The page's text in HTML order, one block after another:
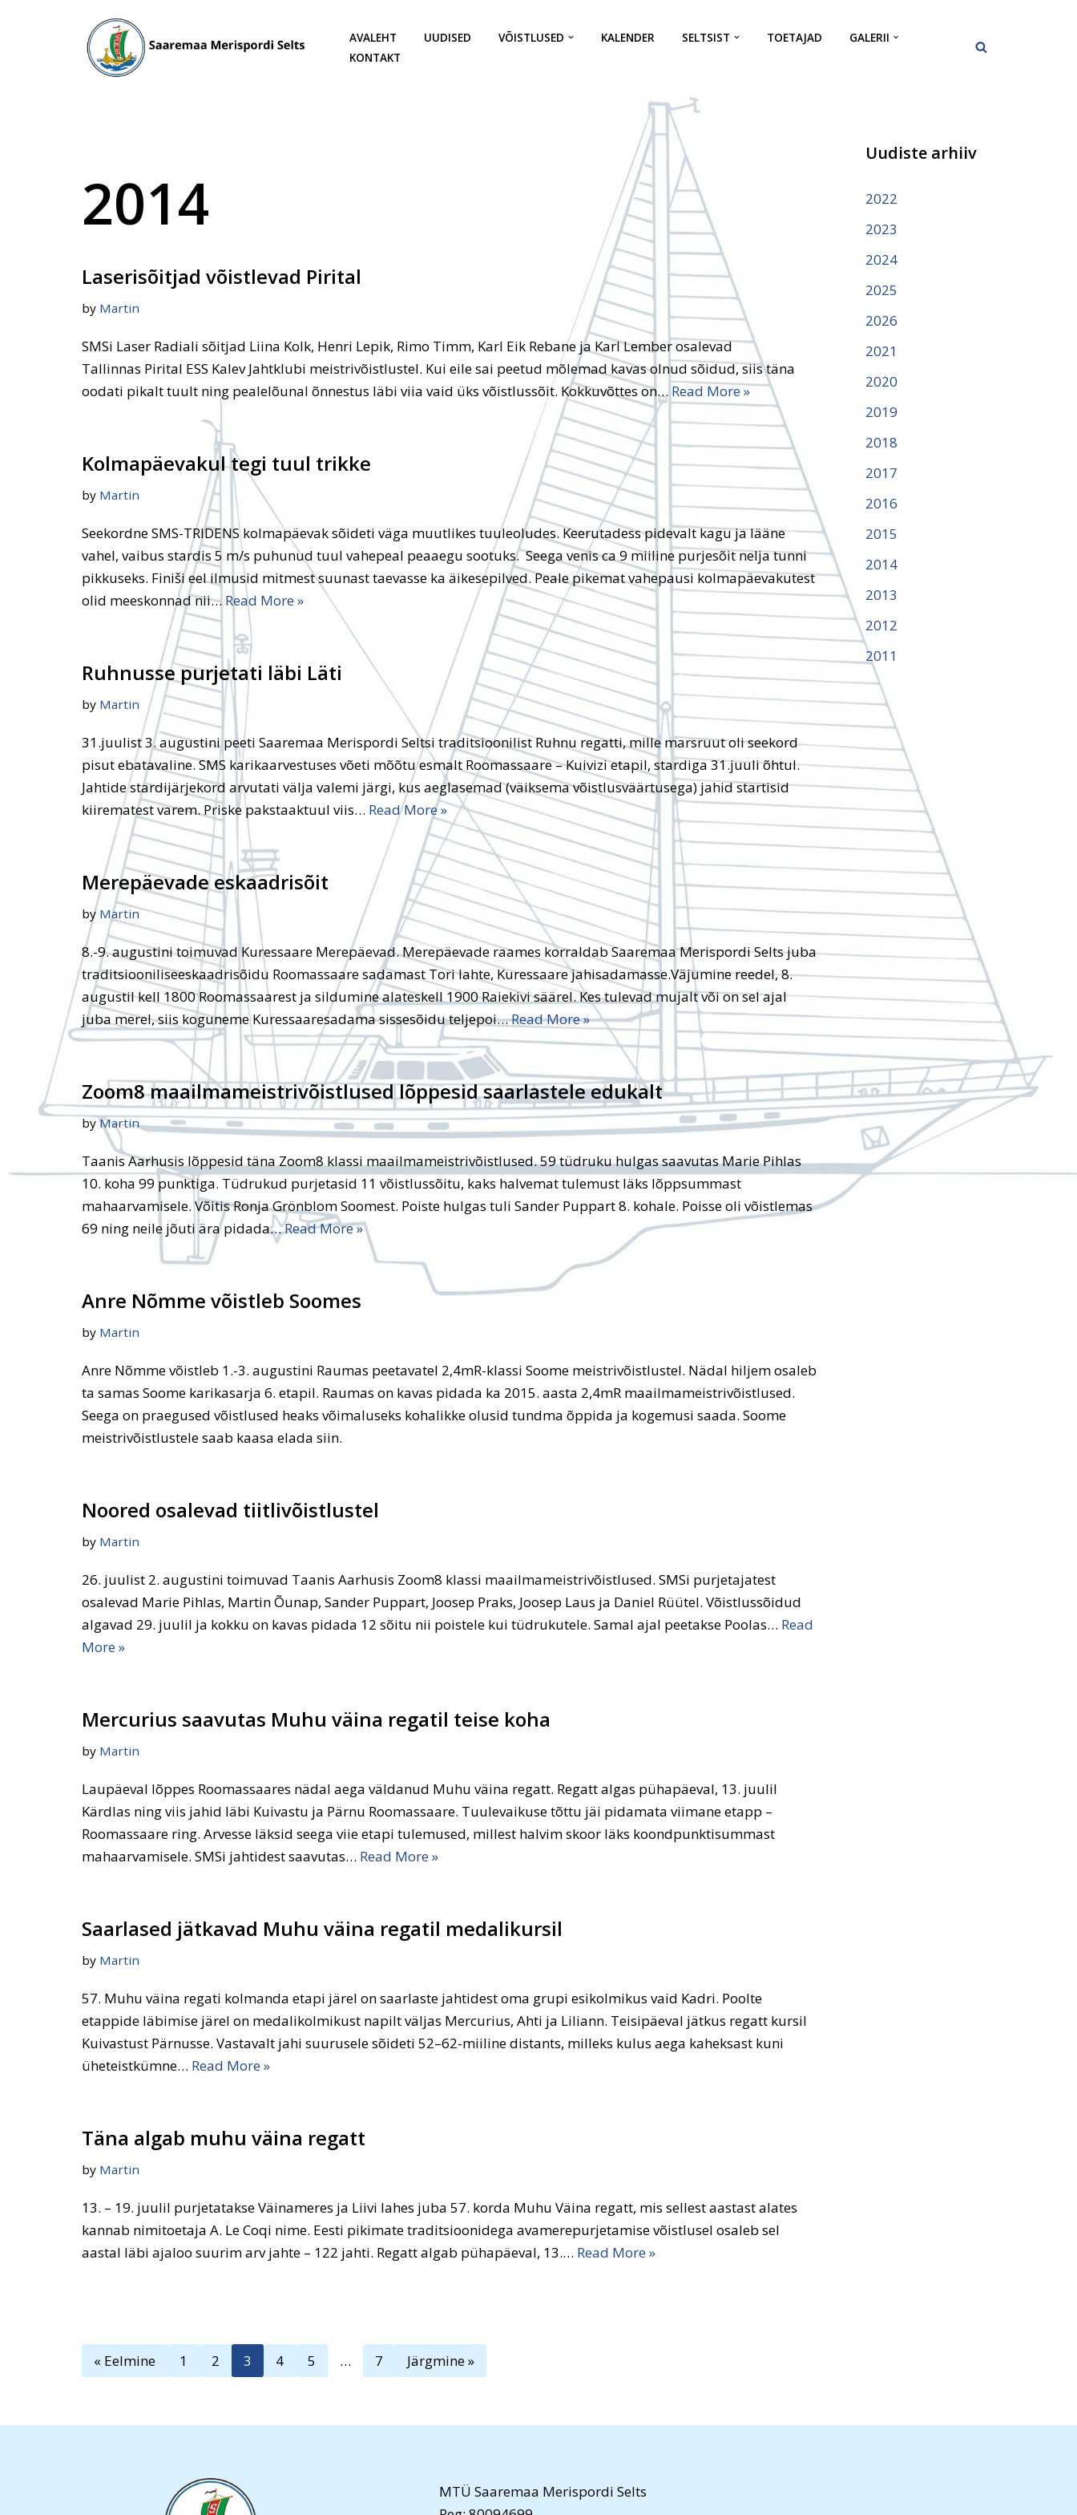
AVALEHT UUDISED VÕISTLUSED KALENDER SELTSIST TOETAJAD
GALERII
KONTAKT
2014
Laserisõitjad võistlevad Pirital
by Martin
SMSi Laser Radiali sõitjad Liina Kolk, Henri Lepik, Rimo Timm, Karl Eik Rebane ja Karl Lember osalevad
Tallinnas Pirital ESS Kalev Jahtklubi meistrivõistlustel. Kui eile sai peetud mõlemad kavas olnud sõidud, siis täna
oodati pikalt tuult ning pealelõunal õnnestus läbi viia vaid üks võistlussõit. Kokkuvõttes on… Read More »
Kolmapäevakul tegi tuul trikke
by Martin
Seekordne SMS-TRIDENS kolmapäevak sõideti väga muutlikes tuuleoludes. Keerutadess pidevalt kagu ja lääne
vahel, vaibus stardis 5 m/s puhunud tuul vahepeal peaaegu sootuks. Seega venis ca 9 miiline purjesõit nelja tunni
pikkuseks. Finiši eel ilmusid mitmest suunast taevasse ka äikesepilved. Peale pikemat vahepausi kolmapäevakutest
olid meeskonnad nii… Read More »
Ruhnusse purjetati läbi Läti
by Martin
31.juulist 3. augustini peeti Saaremaa Merispordi Seltsi traditsioonilist Ruhnu regatti, mille marsruut oli seekord
pisut ebatavaline. SMS karikaarvestuses võeti mõõtu esmalt Roomassaare – Kuivizi etapil, stardiga 31.juuli õhtul.
Jahtide stardijärjekord arvutati välja valemi järgi, kus aeglasemad (väiksema võistlusväärtusega) jahid startisid
kiirematest varem. Priske pakstaaktuul viis… Read More »
Merepäevade eskaadrisõit
by Martin
8.-9. augustini toimuvad Kuressaare Merepäevad. Merepäevade raames korraldab Saaremaa Merispordi Selts juba
traditsiooniliseeskaadrisõidu Roomassaare sadamast Tori lahte, Kuressaare jahisadamasse.Väjumine reedel, 8.
augustil kell 1800 Roomassaarest ja sildumine alateskell 1900 Raiekivi säärel. Kes tulevad mujalt või on sel ajal
juba merel, siis koguneme Kuressaaresadama sissesõidu teljepoi…Read More »
Zoom8 maailmameistrivõistlused lõppesid saarlastele edukalt
byMartin
Taanis Aarhusis lõppesid täna Zoom8 klassi maailmameistrivõistlused. 59 tüdruku hulgas saavutas Marie Pihlas
10. koha 99 punktiga. Tüdrukud purjetasid 11 võistlussõitu, kaks halvemat tulemust läks lõppsummast
mahaarvamisele. Võitis Ronja Grönblom Soomest. Poiste hulgas tuli Sander Puppart 8. kohale. Poisse oli võistlemas
69 ning neile jõuti ära pidada…Read More »
Anre Nõmme võistleb Soomes
by Martin
Anre Nõmme võistleb 1.-3. augustini Raumas peetavatel 2,4mR-klassi Soome meistrivõistlustel. Nädal hiljem osaleb
ta samas Soome karikasarja 6. etapil. Raumas on kavas pidada ka 2015. aasta 2,4mR maailmameistrivõistlused.
Seega on praegused võistlused heaks võimaluseks kohalikke olusid tundma õppida ja kogemusi saada. Soome
meistrivõistlustele saab kaasa elada siin.
Noored osalevad tiitlivõistlustel
by Martin
26. juulist 2. augustini toimuvad Taanis Aarhusis Zoom8 klassi maailmameistrivõistlused. SMSi purjetajatest
osalevad Marie Pihlas, Martin Õunap, Sander Puppart, Joosep Praks, Joosep Laus ja Daniel Rüütel. Võistlussõidud
algavad 29. juulil ja kokku on kavas pidada 12 sõitu nii poistele kui tüdrukutele. Samal ajal peetakse Poolas… Read
More »
Mercurius saavutas Muhu väina regatil teise koha
by Martin
Laupäeval lõppes Roomassaares nädal aega väldanud Muhu väina regatt. Regatt algas pühapäeval, 13. juulil
Kärdlas ning viis jahid läbi Kuivastu ja Pärnu Roomassaare. Tuulevaikuse tõttu jäi pidamata viimane etapp –
Roomassaare ring. Arvesse läksid seega viie etapi tulemused, millest halvim skoor läks koondpunktisummast
mahaarvamisele. SMSi jahtidest saavutas… Read More »
Saarlased jätkavad Muhu väina regatil medalikursil
by Martin
57. Muhu väina regati kolmanda etapi järel on saarlaste jahtidest oma grupi esikolmikus vaid Kadri. Poolte
etappide läbimise järel on medalikolmikust napilt väljas Mercurius, Ahti ja Liliann. Teisipäeval jätkus regatt kursil
Kuivastust Pärnusse. Vastavalt jahi suurusele sõideti 52–62-miiline distants, milleks kulus aega kaheksast kuni
üheteistkümne… Read More »
Täna algab muhu väina regatt
by Martin
13. – 19. juulil purjetatakse Väinameres ja Liivi lahes juba 57. korda Muhu Väina regatt, mis sellest aastast alates
kannab nimitoetaja A. Le Coqi nime. Eesti pikimate traditsioonidega avamerepurjetamise võistlusel osaleb sel
aastal läbi ajaloo suurim arv jahte – 122 jahti. Regatt algab pühapäeval, 13.… Read More »
« Eelmine 1 2 3 4 5 … 7 Järgmine »
Uudiste arhiiv
2022
2023
2024
2025
2026
2021
2020
2019
2018
2017
2016
2015
2014
2013
2012
2011
MTÜ Saaremaa Merispordi Selts